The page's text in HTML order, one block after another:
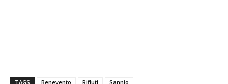
TAGS Benevento Rifiuti Sannio